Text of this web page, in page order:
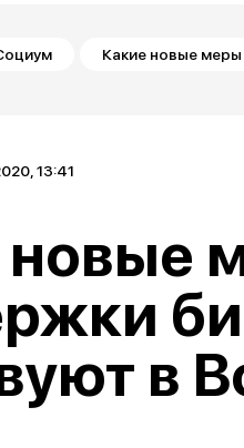
Какие новые
13:41
новые
в